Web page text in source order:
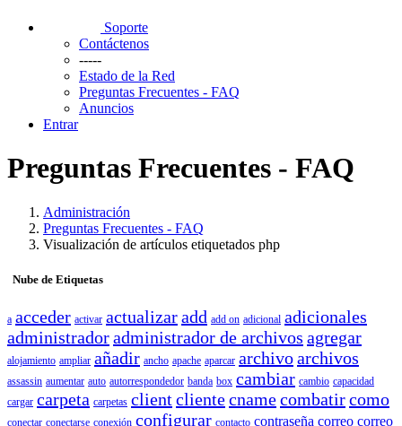
Soporte
Contáctenos
-----
Estado de la Red
Preguntas Frecuentes - FAQ
Anuncios
Entrar
Preguntas Frecuentes - FAQ
Administración
Preguntas Frecuentes - FAQ
Visualización de artículos etiquetados php
Nube de Etiquetas
a acceder activar actualizaradd add on adicional adicionales
administradoradministrador de archivos agregar
alojamiento ampliar añadir ancho apache aparcar archivoarchivos
assassin aumentar auto autorrespondedor banda box cambiar cambio capacidad
cargar carpeta carpetas clientclientecnamecombatircomo
conectar conectarse conexión configurar contacto contraseña correo correo